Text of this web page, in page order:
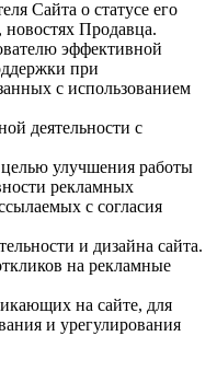
Сайта о статусе его
новостях Продавца.
эффективной
при
с использованием
деятельности с
улучшения работы
рекламных
с согласия
и дизайна сайта.
на рекламные
на сайте, для
и урегулирования